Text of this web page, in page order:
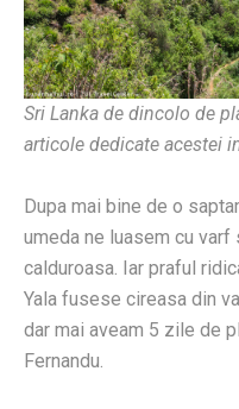
Sri Lanka de dincolo de
articole dedicate acestei
Dupa mai bine de o
umeda ne luasem cu
calduroasa. Iar praful
Yala fusese cireasa din
dar mai aveam 5 zile de
Fernandu.